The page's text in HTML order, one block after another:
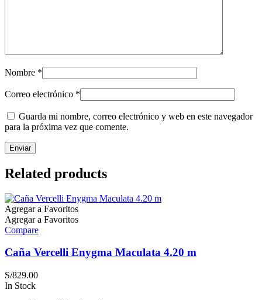
Nombre *
Correo electrónico *
Guarda mi nombre, correo electrónico y web en este navegador
para la próxima vez que comente.
Related products
Agregar a Favoritos
Agregar a Favoritos
Compare
Caña Vercelli Enygma Maculata 4.20 m
S/829.00
In Stock